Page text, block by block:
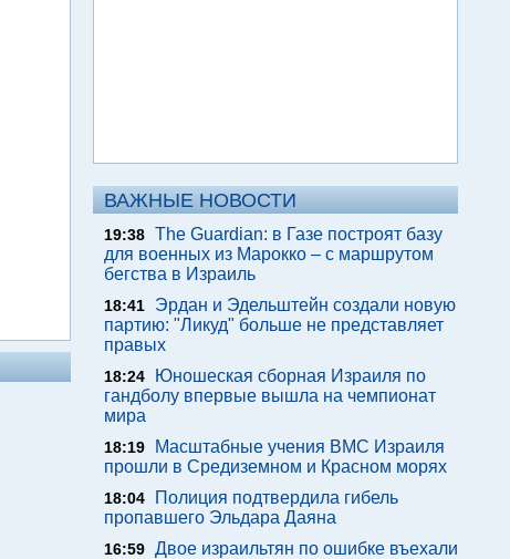
ВАЖНЫЕ НОВОСТИ
19:38 The Guardian: в Газе построят базу
для военных из Марокко – с маршрутом
бегства в Израиль
18:41
Эрдан и Эдельштейн создали новую
партию: "Ликуд" больше не представляет
правых
18:24
Юношеская сборная Израиля по
гандболу впервые вышла на чемпионат
мира
18:19
Масштабные учения ВМС Израиля
прошли в Средиземном и Красном морях
18:04
Полиция подтвердила гибель
пропавшего Эльдара Даяна
16:59 Двое израильтян по ошибке въехали